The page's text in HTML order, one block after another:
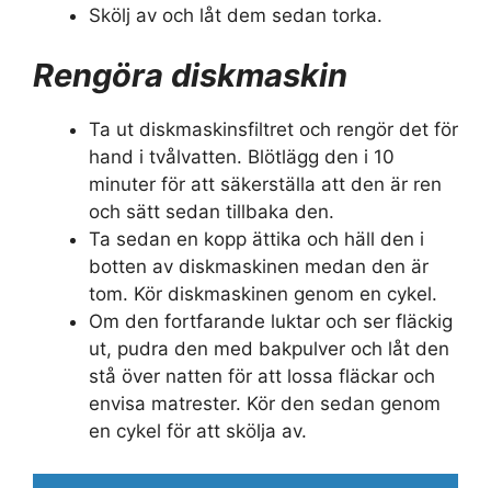
Skölj av och låt dem sedan torka.
Rengöra diskmaskin
Ta ut diskmaskinsfiltret och rengör det för
hand i tvålvatten. Blötlägg den i 10
minuter för att säkerställa att den är ren
och sätt sedan tillbaka den.
Ta sedan en kopp ättika och häll den i
botten av diskmaskinen medan den är
tom. Kör diskmaskinen genom en cykel.
Om den fortfarande luktar och ser fläckig
ut, pudra den med bakpulver och låt den
stå över natten för att lossa fläckar och
envisa matrester. Kör den sedan genom
en cykel för att skölja av.